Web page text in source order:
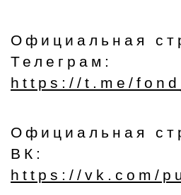
Официальная
Телеграм:
https://t.me/
Официальная
ВК:
https://vk.com/